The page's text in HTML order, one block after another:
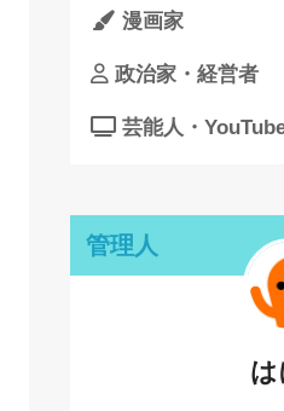
漫画家
政治家・経営者
芸能人・
管理人